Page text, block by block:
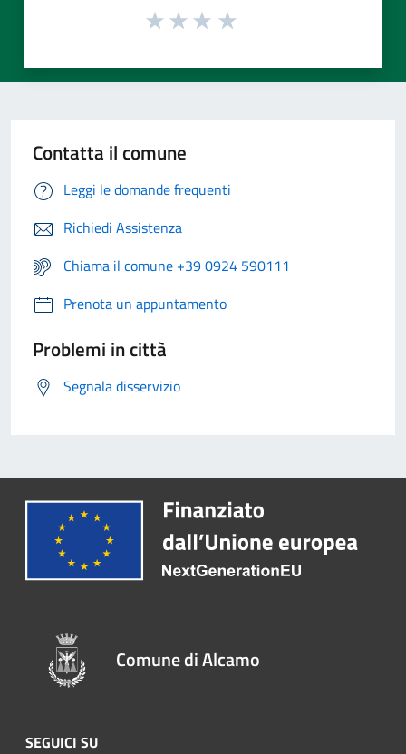
Contatta il comune
Leggi le domande frequenti
Richiedi Assistenza
Chiama il comune +39 0924 590111
Prenota un appuntamento
Problemi in città
Segnala disservizio
Comune di Alcamo
SEGUICI SU